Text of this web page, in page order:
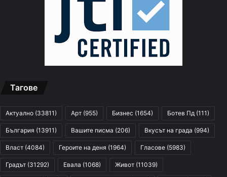
Тагове
Актуално (33811) Арт (955) Бизнес (1654) Ботев Пд (111)
България (13911) Вашите писма (206) Вкусът на града (994)
Власт (4084) Героите на деня (1964) Гласове (5983)
Градът (31292) Евала (1068) Живот (11039)